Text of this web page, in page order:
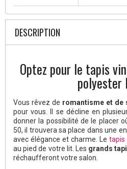
DESCRIPTION
Optez pour le tapis
polyester
Vous rêvez de romantisme et de
pour vous. Il se décline en
donner la possibilité de le placer
50, il trouvera sa place dans une
avec élégance et charme. Le tapis
au pied de votre lit. Les grands
réchaufferont votre salon.